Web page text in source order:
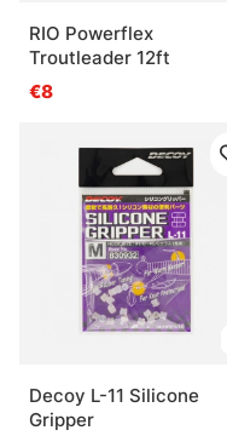
RIO Powerflex
Troutleader 12ft
€8
Decoy L-11 Silicone
Gripper